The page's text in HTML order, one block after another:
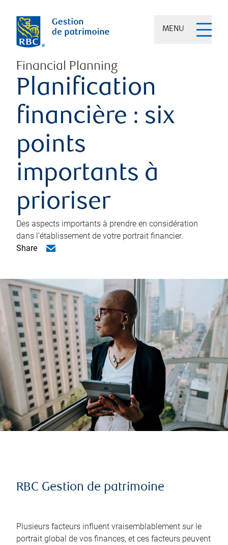
MENU
Financial Planning
Planification
financière : six
points
importants à
prioriser
Des aspects importants à prendre en considération
dans l’établissement de votre portrait financier.
Share
RBC Gestion de patrimoine
Plusieurs facteurs influent vraisemblablement sur le
portrait global de vos finances, et ces facteurs peuvent